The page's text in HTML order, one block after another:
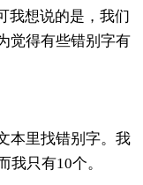
我想说的是，我们
觉得有些错别字有
本里找错别字。我
我只有10个。